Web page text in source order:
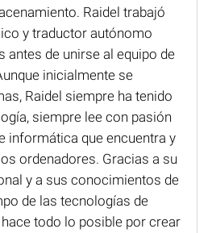
Raidel trabajó
y traductor autónomo
antes de unirse al equipo de
inicialmente se
Raidel siempre ha tenido
siempre lee con pasión
informática que encuentra y
ordenadores. Gracias a su
y a sus conocimientos de
de las tecnologías de
todo lo posible por crear